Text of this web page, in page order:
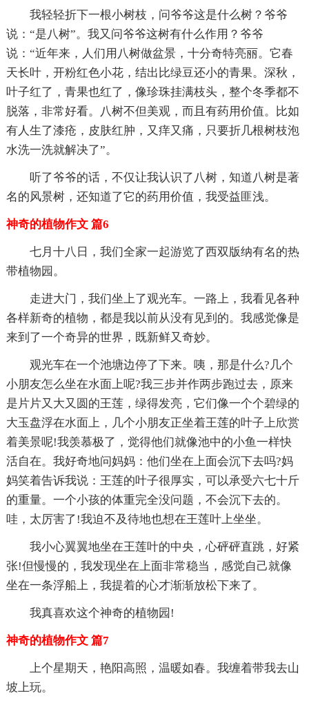
我轻轻折下一根小树枝，问爷爷这是什么树？爷爷
说：“是八树”。我又问爷爷这树有什么作用？爷爷
说：“近年来，人们用八树做盆景，十分奇特亮丽。它春
天长叶，开粉红色小花，结出比绿豆还小的青果。深秋，
叶子红了，青果也红了，像珍珠挂满枝头，整个冬季都不
脱落，非常好看。八树不但美观，而且有药用价值。比如
有人生了漆疮，皮肤红肿，又痒又痛，只要折几根树枝泡
水洗一洗就解决了”。
听了爷爷的话，不仅让我认识了八树，知道八树是著
名的风景树，还知道了它的药用价值，我受益匪浅。
神奇的植物作文 篇6
七月十八日，我们全家一起游览了西双版纳有名的热
带植物园。
走进大门，我们坐上了观光车。一路上，我看见各种
各样新奇的植物，都是我以前从没有见到的。我感觉像是
来到了一个奇异的世界，既新鲜又奇妙。
观光车在一个池塘边停了下来。咦，那是什么?几个
小朋友怎么坐在水面上呢?我三步并作两步跑过去，原来
是片片又大又圆的王莲，绿得发亮，它们像一个个碧绿的
大玉盘浮在水面上，几个小朋友正坐着王莲的叶子上欣赏
着美景呢!我羡慕极了，觉得他们就像池中的小鱼一样快
活自在。我好奇地问妈妈：他们坐在上面会沉下去吗?妈
妈笑着告诉我说：王莲的叶子很厚实，可以承受六七十斤
的重量。一个小孩的体重完全没问题，不会沉下去的。
哇，太厉害了!我迫不及待地也想在王莲叶上坐坐。
我小心翼翼地坐在王莲叶的中央，心砰砰直跳，好紧
张!但慢慢的，我发现坐在上面非常稳当，感觉自己就像
坐在一条浮船上，我提着的心才渐渐放松下来了。
我真喜欢这个神奇的植物园!
神奇的植物作文 篇7
上个星期天，艳阳高照，温暖如春。我缠着带我去山
坡上玩。